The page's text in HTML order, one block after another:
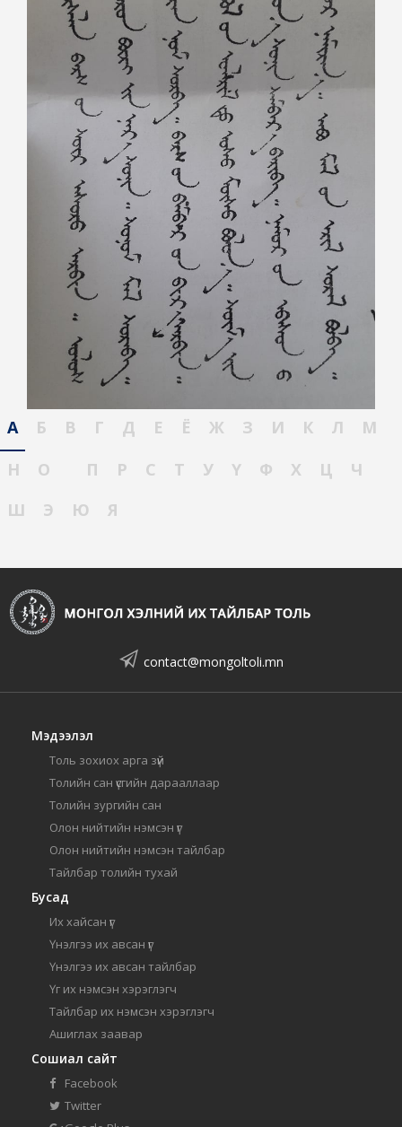
А Б В Г Д Е Ё Ж З И К Л
М
Н
О П Р С Т У Ү Ф Х Ц
Ч
Ш
Э Ю Я
contact@mongoltoli.mn
Мэдээлэл
Толь зохиох арга зүй
Толийн сан үсгийн дарааллаар
Толийн зургийн сан
Олон нийтийн нэмсэн үг
Олон нийтийн нэмсэн тайлбар
Тайлбар толийн тухай
Бусад
Их хайсан үг
Үнэлгээ их авсан үг
Үнэлгээ их авсан тайлбар
Үг их нэмсэн хэрэглэгч
Тайлбар их нэмсэн хэрэглэгч
Ашиглах заавар
Сошиал сайт
Facebook
Twitter